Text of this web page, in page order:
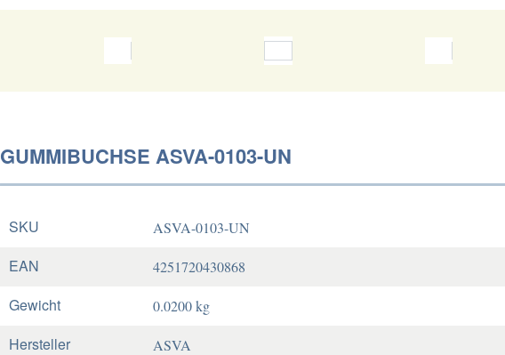
GUMMIBUCHSE ASVA-0103-UN
SKU ASVA-0103-UN
EAN 4251720430868
Gewicht 0.0200 kg
Hersteller ASVA